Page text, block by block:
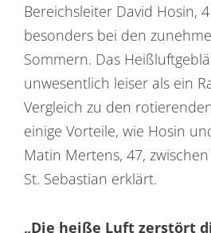
Bereichsleiter David Hosin,
besonders bei den
Sommern. Das
unwesentlich leiser als ein
Vergleich zu den
einige Vorteile, wie Hosin
Matin Mertens, 47,
St. Sebastian erklärt.
„Die heiße Luft zerstört